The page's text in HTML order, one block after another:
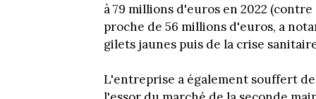
à 79 millions d'euros en 2022
proche de 56 millions d'euros, a
gilets jaunes puis de la crise
L'entreprise a également souffert